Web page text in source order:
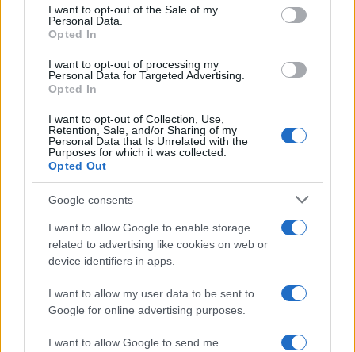
consent section.
I want to opt-out of the Sale of my
Personal Data.
Opted In
I want to opt-out of processing my
Personal Data for Targeted Advertising.
Opted In
I want to opt-out of Collection, Use,
Retention, Sale, and/or Sharing of my
Personal Data that Is Unrelated with the
Purposes for which it was collected.
Opted Out
Google consents
I want to allow Google to enable storage
related to advertising like cookies on web or
device identifiers in apps.
I want to allow my user data to be sent to
Google for online advertising purposes.
I want to allow Google to send me
Collaborative Combat Aircraft ” (CCA) típusú
műveletek esetében. Az IAI szerint a rendszer
kifejezetten a 6. generációs harci
repülőgépekhez készült, ugyanakkor
is, például a Link 16 adatkapcsolattal.
Bár ilyen 6. generációs repülőgépek még nem
állnak rendszerben, több ország – köztük az
Egyesült Államok , az Egyesült Királyság,
Olaszország, Japán, valamint a hírek szerint
is – saját fejlesztési programokban
repülőgépek létrehozásán.